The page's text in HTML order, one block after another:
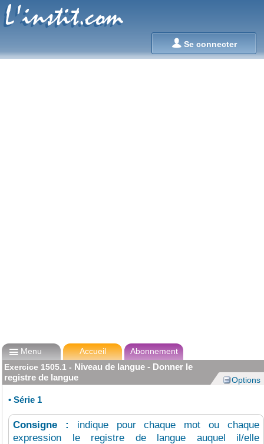
Se connecter
L'instit.com
L'instit.com
Menu Accueil
Abonnement
Exercice 1505.1 - Niveau de langue - Donner le
registre de langue
Options
• Série 1
Consigne : indique pour chaque mot ou chaque
expression le registre de langue auquel il/elle